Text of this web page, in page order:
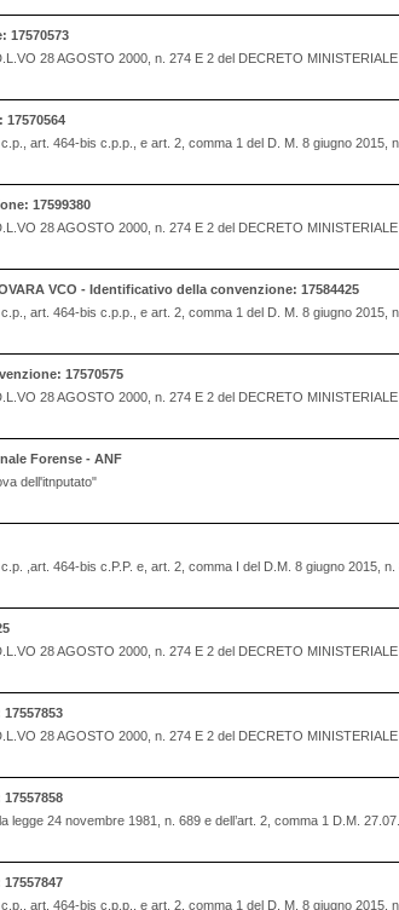
17570573
28 AGOSTO 2000, n. 274 E 2 del DECRETO
art. 464-bis c.p.p., e art. 2, comma 1 del D. M. 8 giugno 2015,
17599380
28 AGOSTO 2000, n. 274 E 2 del DECRETO
VCO - Identificativo della convenzione: 17584425
art. 464-bis c.p.p., e art. 2, comma 1 del D. M. 8 giugno 2015,
17570575
28 AGOSTO 2000, n. 274 E 2 del DECRETO
Forense - ANF
dell'itnputato"
,art. 464-bis c.P.P. e, art. 2, comma I del D.M. 8 giugno 2015,
28 AGOSTO 2000, n. 274 E 2 del DECRETO
28 AGOSTO 2000, n. 274 E 2 del DECRETO
legge 24 novembre 1981, n. 689 e dell’art. 2, comma 1 D.M.
art. 464-bis c.p.p., e art. 2, comma 1 del D. M. 8 giugno 2015,